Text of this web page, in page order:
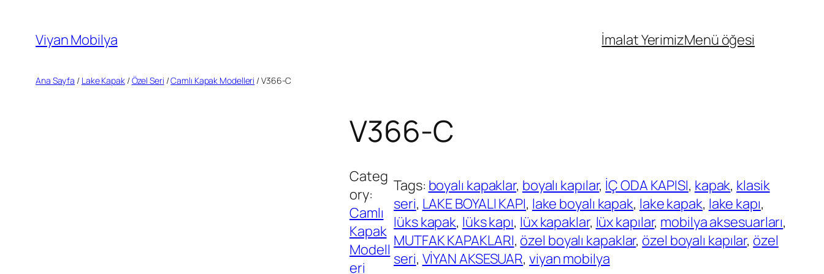
Viyan Mobilya İmalat YerimizMenü öğesi
Ana Sayfa / Lake Kapak/Özel Seri /Camlı Kapak Modelleri / V366-C
V366-C
Categ
ory:
Camlı
Kapak
Modell
eri
Tags: boyalı kapaklar, boyalı kapılar, İÇ ODA KAPISI, kapak, klasik
seri, LAKE BOYALI KAPI, lake boyalı kapak, lake kapak, lake kapı
lüks kapak, lüks kapı, lüx kapaklar, lüx kapılar, mobilya aksesuarları
MUTFAK KAPAKLARI, özel boyalı kapaklar, özel boyalı kapılar, özel
seri, VİYAN AKSESUAR, viyan mobilya